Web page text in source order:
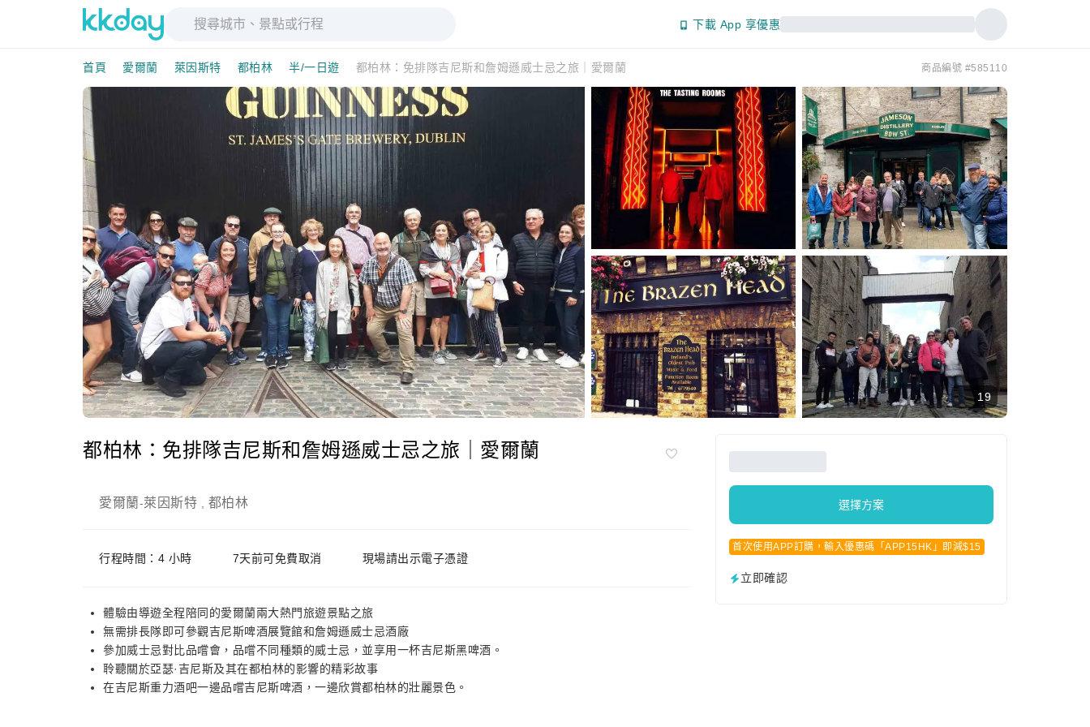
下載 App 享優惠
首頁 愛爾蘭 萊因斯特 都柏林 半/一日遊 都柏林：免排隊吉尼斯和詹姆遜威士忌之旅｜愛爾蘭 商品編號 #585110
19
都柏林：免排隊吉尼斯和詹姆遜威士忌之旅｜愛爾蘭
愛爾蘭-萊因斯特 都柏林
行程時間：4 小時 7天前可免費取消 現場請出示電子憑證
體驗由導遊全程陪同的愛爾蘭兩大熱門旅遊景點之旅
無需排長隊即可參觀吉尼斯啤酒展覽館和詹姆遜威士忌酒廠
參加威士忌對比品嚐會，品嚐不同種類的威士忌，並享用一杯吉尼斯黑啤酒。
聆聽關於亞瑟·吉尼斯及其在都柏林的影響的精彩故事
在吉尼斯重力酒吧一邊品嚐吉尼斯啤酒，一邊欣賞都柏林的壯麗景色。
選擇方案
首次使用APP訂購，輸入優惠碼「APP15HK」即減$15
立即確認